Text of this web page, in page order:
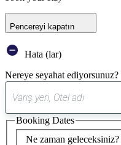
Pencereyi kapatın
Hata (lar)
Nereye seyahat ediyorsunuz?
Ne zaman geleceksiniz?
Booking Dates